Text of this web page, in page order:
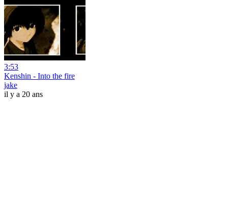
3:53
Kenshin - Into the fire
jake
il y a 20 ans